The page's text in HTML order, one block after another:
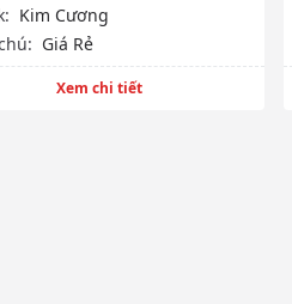
Kim Cương
Giá Rẻ
Xem chi tiết